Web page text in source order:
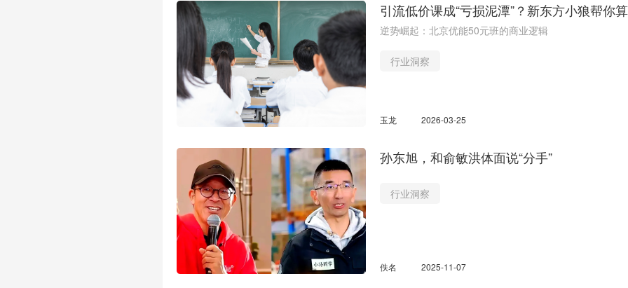
引流低价课成“亏损泥潭”？新东方小狼帮你
逆势崛起：北京优能50元班的商业逻辑
行业洞察
玉龙 2026-03-25
孙东旭，和俞敏洪体面说“分手”
行业洞察
佚名 2025-11-07